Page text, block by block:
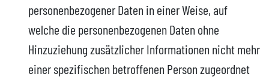
personenbezogener Daten in einer Weise, auf
welche die personenbezogenen Daten ohne
Hinzuziehung zusätzlicher Informationen nicht mehr
einer spezifischen betroffenen Person zugeordnet